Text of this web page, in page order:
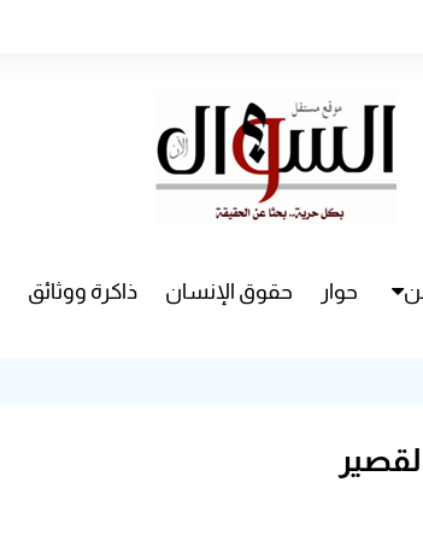
حوار حقوق الإنسان ذاكرة ووثائق